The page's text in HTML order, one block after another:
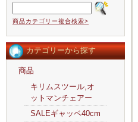
商品カテゴリー複合検索>
カテゴリーから探す
商品
キリムスツール,オ
ットマンチェアー
SALEギャッベ40cm